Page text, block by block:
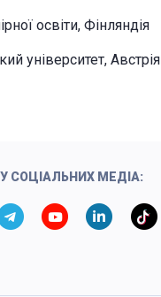
освіти, Фінляндія
університет, Австрія
СОЦІАЛЬНИХ МЕДІА: